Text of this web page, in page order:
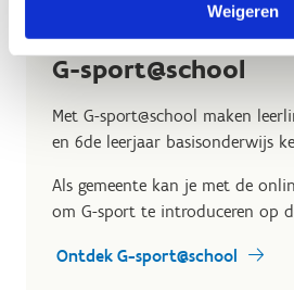
Weigeren
G-sport@school
Met G-sport@school maken
en 6de leerjaar basisonderwijs
Als gemeente kan je met de
om G-sport te introduceren op
Ontdek G-sport@school